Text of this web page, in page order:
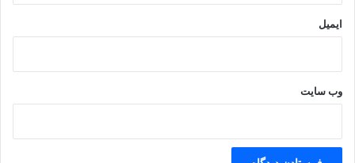
واین کانون نظری بحرانهای هر دو پهلویست…
مطالعه این کتاب ارزشمند را به اهل فضل و علاقمندان به دانستن
ایمیل
وب‌ سایت